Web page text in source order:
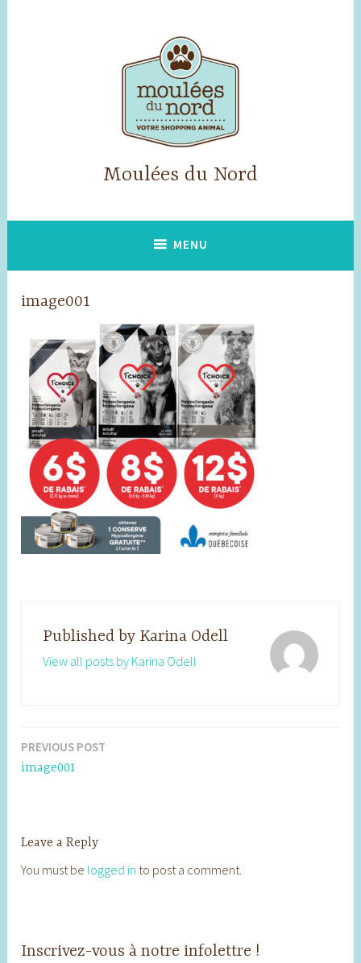
Moulées du Nord
MENU
image001
Published by Karina Odell
View all posts by Karina Odell
Post
navigation
PREVIOUS POST
image001
Leave a Reply
You must be logged in to post a comment.
Inscrivez-vous à notre infolettre !